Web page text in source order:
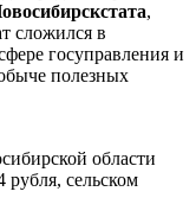
,
сложился в
госуправления и
полезных
области
сельском